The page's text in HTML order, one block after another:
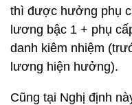
thì được hưởng phụ
lương bậc 1 + phụ
danh kiêm nhiệm
lương hiện hưởng).
Cũng tại Nghị định